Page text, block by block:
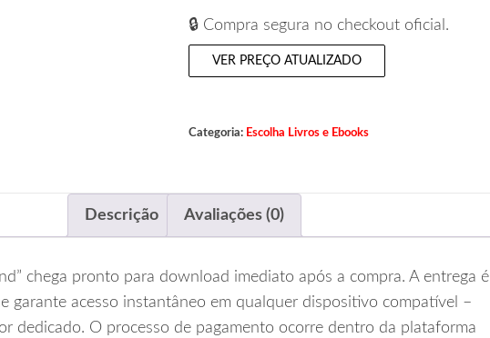
🔒 Compra segura no checkout oficial.
VER PREÇO ATUALIZADO
Categoria: Escolha Livros e Ebooks
Descrição Avaliações (0)
chega pronto para download imediato após a compra. A entrega é
garante acesso instantâneo em qualquer dispositivo compatível –
dedicado. O processo de pagamento ocorre dentro da plataforma